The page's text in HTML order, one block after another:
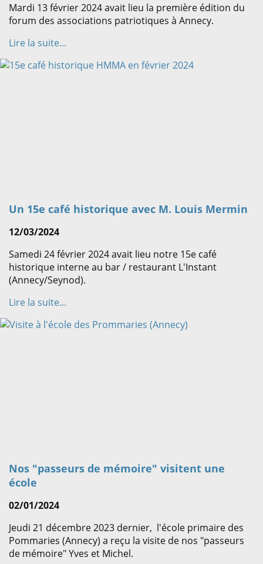
Mardi 13 février 2024 avait lieu la première édition du
forum des associations patriotiques à Annecy.
Lire la suite...
Un 15e café historique avec M. Louis Mermin
12/03/2024
Samedi 24 février 2024 avait lieu notre 15e café
historique interne au bar / restaurant L'Instant
(Annecy/Seynod).
Lire la suite...
Nos "passeurs de mémoire" visitent une
école
02/01/2024
Jeudi 21 décembre 2023 dernier, l'école primaire des
Pommaries (Annecy) a reçu la visite de nos "passeurs
de mémoire" Yves et Michel.